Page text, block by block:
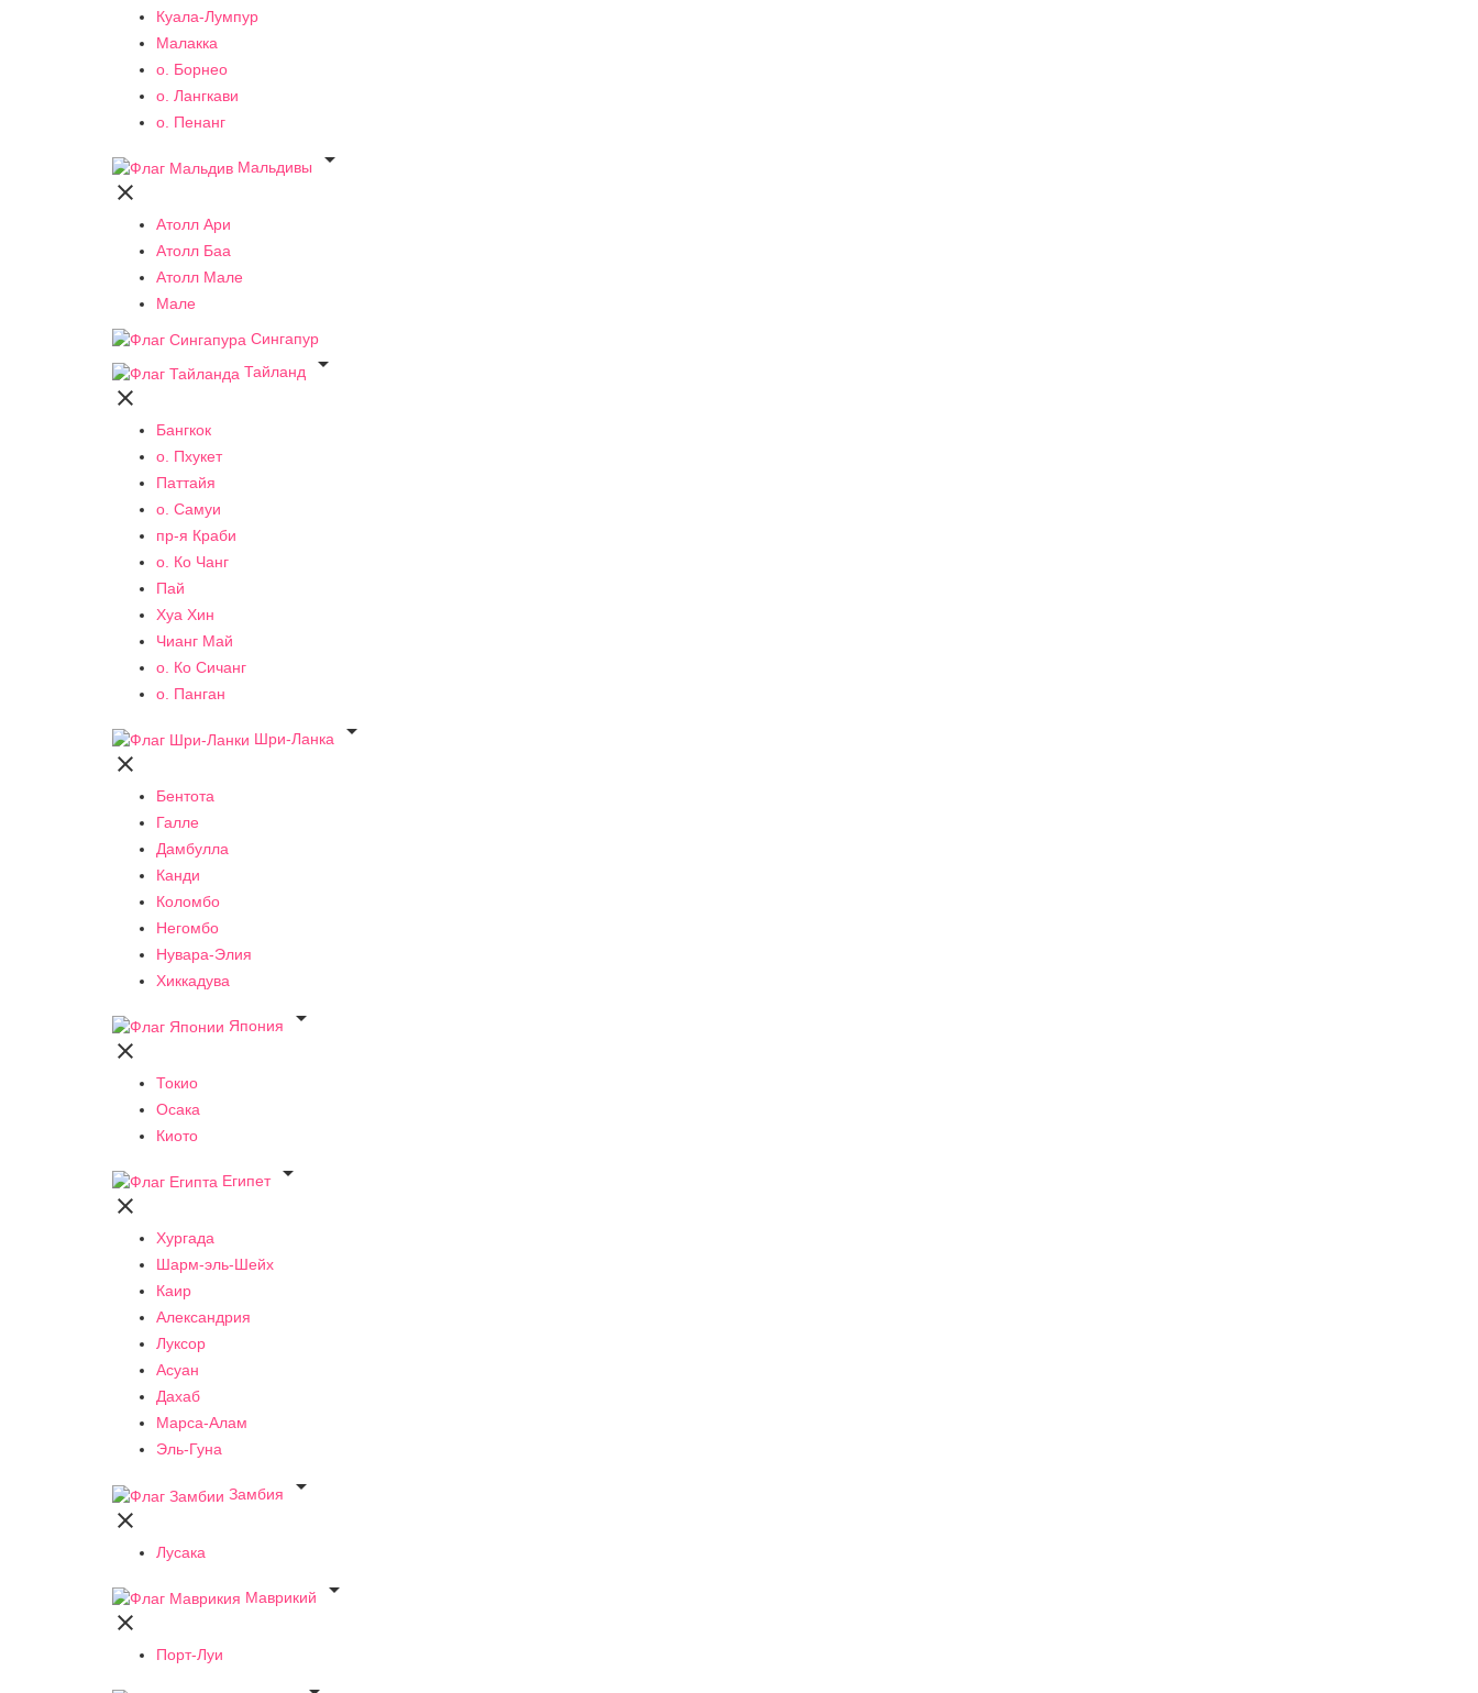
Куала-Лумпур
Малакка
о. Борнео
о. Лангкави
о. Пенанг
Мальдивы


Атолл Ари
Атолл Баа
Атолл Мале
Мале
Сингапур
Тайланд


Бангкок
о. Пхукет
Паттайя
о. Самуи
пр-я Краби
о. Ко Чанг
Пай
Хуа Хин
Чианг Май
о. Ко Сичанг
о. Панган
Шри-Ланка


Бентота
Галле
Дамбулла
Канди
Коломбо
Негомбо
Нувара-Элия
Хиккадува
Япония


Токио
Осака
Киото
Египет


Хургада
Шарм-эль-Шейх
Каир
Александрия
Луксор
Асуан
Дахаб
Марса-Алам
Эль-Гуна
Замбия


Лусака
Маврикий


Порт-Луи